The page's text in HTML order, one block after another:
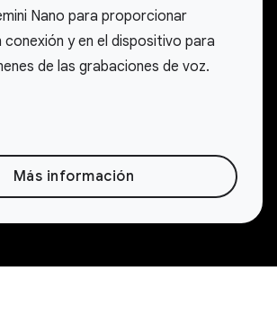
Nano para proporcionar
conexión y en el dispositivo para
de las grabaciones de voz.
Más información